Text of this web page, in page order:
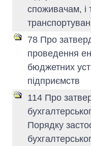
споживачам, і
78 Про
проведення
бюджетних
підприємств
114 Про
Порядку